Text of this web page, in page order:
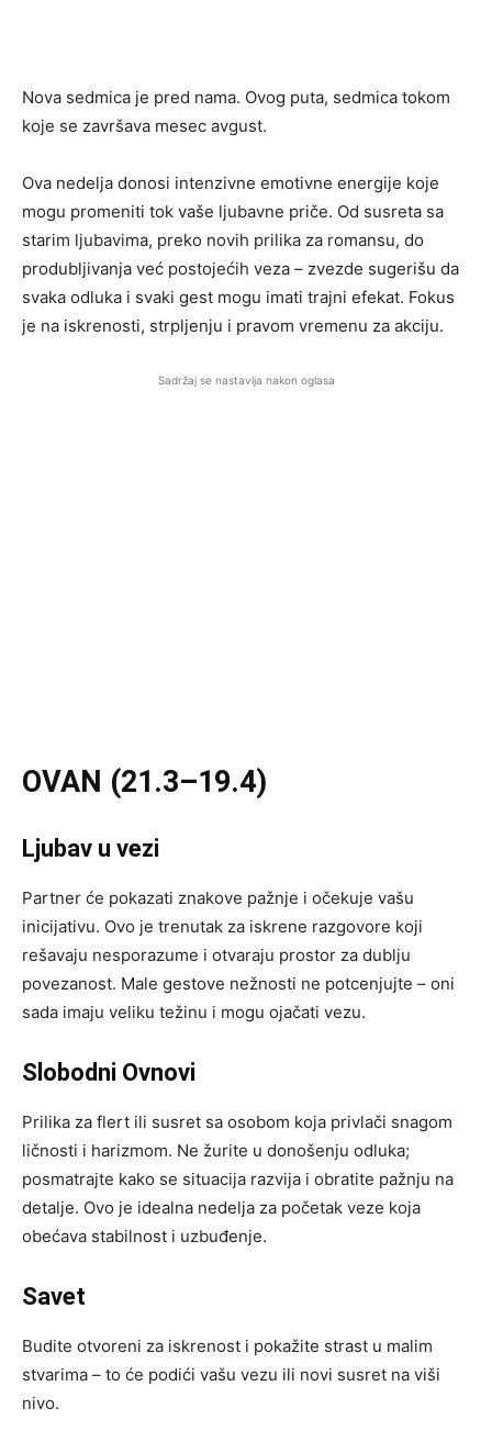
Nova sedmica je pred nama. Ovog puta, sedmica tokom
koje se završava mesec avgust.
Ova nedelja donosi intenzivne emotivne energije koje
mogu promeniti tok vaše ljubavne priče. Od susreta sa
starim ljubavima, preko novih prilika za romansu, do
produbljivanja već postojećih veza – zvezde sugerišu da
svaka odluka i svaki gest mogu imati trajni efekat. Fokus
je na iskrenosti, strpljenju i pravom vremenu za akciju.
Sadržaj se nastavlja nakon oglasa
OVAN (21.3–19.4)
Ljubav u vezi
Partner će pokazati znakove pažnje i očekuje vašu
inicijativu. Ovo je trenutak za iskrene razgovore koji
rešavaju nesporazume i otvaraju prostor za dublju
povezanost. Male gestove nežnosti ne potcenjujte – oni
sada imaju veliku težinu i mogu ojačati vezu.
Slobodni Ovnovi
Prilika za flert ili susret sa osobom koja privlači snagom
ličnosti i harizmom. Ne žurite u donošenju odluka;
posmatrajte kako se situacija razvija i obratite pažnju na
detalje. Ovo je idealna nedelja za početak veze koja
obećava stabilnost i uzbuđenje.
Savet
Budite otvoreni za iskrenost i pokažite strast u malim
stvarima – to će podići vašu vezu ili novi susret na viši
nivo.